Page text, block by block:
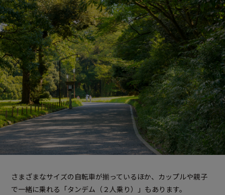
さまざまなサイズの自転車が揃っているほか、カップルや親子
で一緒に乗れる「タンデム（２人乗り）」もあります。